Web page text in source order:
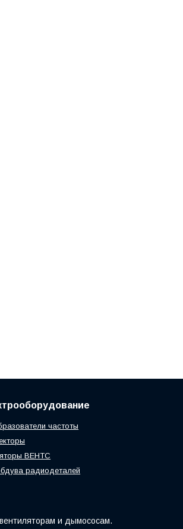
частоты
ВЕНТС
радиодеталей
и дымососам.